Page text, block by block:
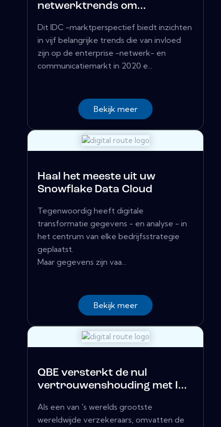
netwerktrends om...
Dit IDC -marktperspectief biedt inzichten
in vijf belangrijke trends die van invloed
zijn op de enterprise -netwerk- en
communicatiemarkt in 2020 e...
Bekijk meer
Haal het meeste uit uw
Snowflake Data Cloud
Tegenwoordig heeft digitale
transformatie gegevens - en analyse - in
het centrum van elke bedrijfsstrategie
geplaatst.
Maar gegevens zijn vaa...
Bekijk meer
QBE versterkt de nul
vertrouwenshouding met I...
Als een van 's werelds grootste
wereldwijde verzekeraars, omvatten de